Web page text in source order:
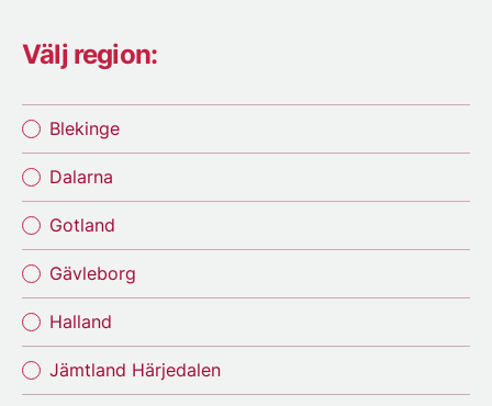
Välj region:
Blekinge
Dalarna
Gotland
Gävleborg
Halland
Jämtland Härjedalen